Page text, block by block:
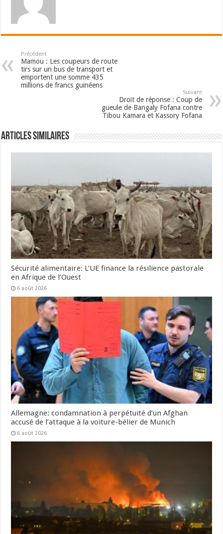
Précédent
Mamou : Les coupeurs de route
tirs sur un bus de transport et
emportent une somme 435
millions de francs guinéens
Suivant
Droit de réponse : Coup de
gueule de Bangaly Fofana contre
Tibou Kamara et Kassory Fofana
Articles Similaires
Sécurité alimentaire: L’UE finance la résilience pastorale
en Afrique de l’Ouest
6 août 2026
Allemagne: condamnation à perpétuité d’un Afghan
accusé de l’attaque à la voiture-bélier de Munich
6 août 2026